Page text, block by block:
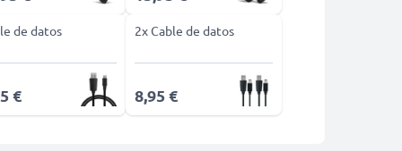
de datos
€
2x Cable de datos
8,95 €